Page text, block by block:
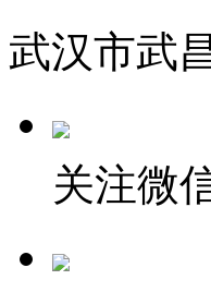
武汉市武
关注微